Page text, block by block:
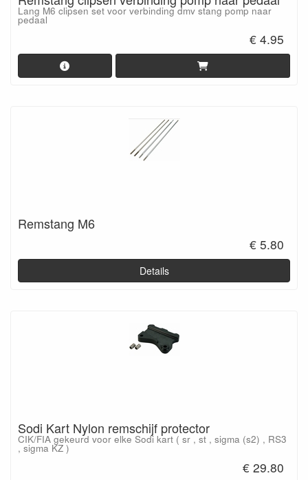
Lang M6 clipsen set voor verbinding dmv stang pomp naar
pedaal
€ 4.95
Remstang M6
€ 5.80
Details
Sodi Kart Nylon remschijf protector
CIK/FIA gekeurd voor elke Sodi kart ( sr , st , sigma (s2) , RS3
, sigma KZ )
€ 29.80